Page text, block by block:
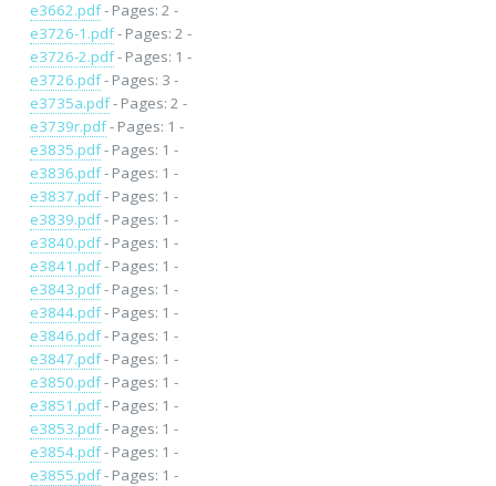
e3662.pdf- Pages: 2 -
e3726-1.pdf- Pages: 2 -
e3726-2.pdf- Pages: 1 -
e3726.pdf- Pages: 3 -
e3735a.pdf- Pages: 2 -
e3739r.pdf- Pages: 1 -
e3835.pdf- Pages: 1 -
e3836.pdf- Pages: 1 -
e3837.pdf- Pages: 1 -
e3839.pdf- Pages: 1 -
e3840.pdf- Pages: 1 -
e3841.pdf- Pages: 1 -
e3843.pdf- Pages: 1 -
e3844.pdf- Pages: 1 -
e3846.pdf- Pages: 1 -
e3847.pdf- Pages: 1 -
e3850.pdf- Pages: 1 -
e3851.pdf- Pages: 1 -
e3853.pdf- Pages: 1 -
e3854.pdf- Pages: 1 -
e3855.pdf- Pages: 1 -